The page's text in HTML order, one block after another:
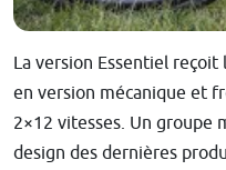
La version Essentiel
en version mécanique et
2×12 vitesses. Un groupe
design des dernières